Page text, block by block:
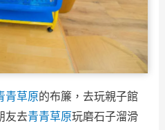
青草原的布簾，去玩親子館
友去青青草原玩磨石子溜滑